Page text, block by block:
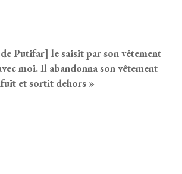
Putifar] le saisit par son vêtement
moi. Il abandonna son vêtement
et sortit dehors »